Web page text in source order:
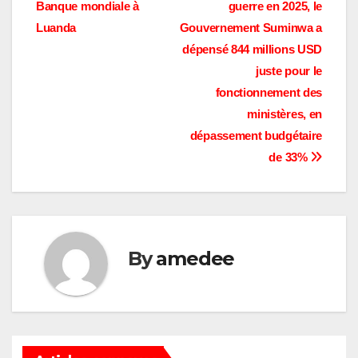
l’article
guerre en 2025, le
Gouvernement Suminwa a
dépensé 844 millions USD
juste pour le
fonctionnement des
ministères, en
dépassement budgétaire
de 33%
Banque mondiale à
Luanda
Byamedee